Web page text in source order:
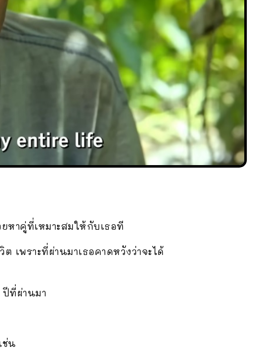
หาคู่ที่เหมาะสมให้กับเธอที
เพราะที่ผ่านมาเธอคาดหวังว่าจะได้
ปีที่ผ่านมา
ช่น